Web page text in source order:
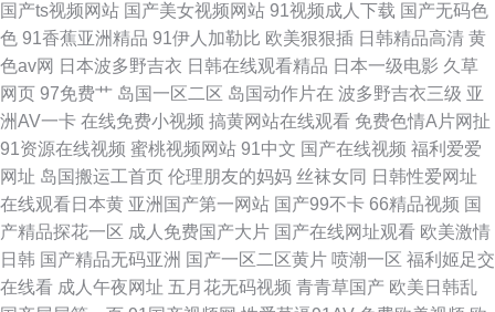
国产ts视频网站 国产美女视频网站 91视频成人下载 国产无码色
色 91香蕉亚洲精品 91伊人加勒比 欧美狠狠插 日韩精品高清 黄
色av网 日本波多野吉衣 日韩在线观看精品 日本一级电影 久草
网页 97免费艹 岛国一区二区 岛国动作片在 波多野吉衣三级 亚
洲AV一卡 在线免费小视频 搞黄网站在线观看 免费色情A片网扯
91资源在线视频 蜜桃视频网站 91中文 国产在线视频 福利爱爱
网址 岛国搬运工首页 伦理朋友的妈妈 丝袜女同 日韩性爱网址
在线观看日本黄 亚洲国产第一网站 国产99不卡 66精品视频 国
产精品探花一区 成人免费国产大片 国产在线网址观看 欧美激情
日韩 国产精品无码亚洲 国产一区二区黄片 喷潮一区 福利姬足交
在线看 成人午夜网址 五月花无码视频 青青草国产 欧美日韩乱